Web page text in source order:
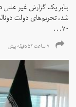
بنابر یک گزارش غیر علنی
۷۰...
۷ ساعت ۵۲ دقیقه پیش